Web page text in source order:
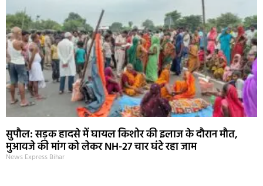
सुपौल: सड़क हादसे में घायल किशोर की इलाज के दौरान मौत,
मुआवजे की मांग को लेकर NH-27 चार घंटे रहा जाम
News Express Bihar